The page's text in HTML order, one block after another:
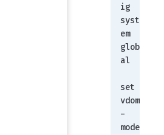
ig
syst
em
glob
al
set
vdom
-
mode